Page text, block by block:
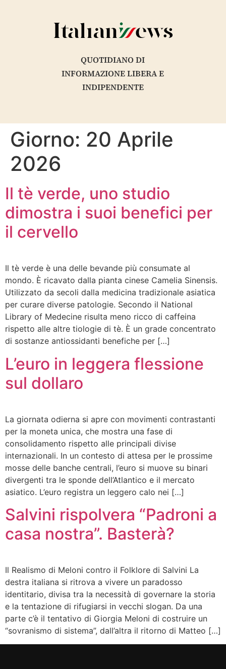
QUOTIDIANO DI
INFORMAZIONE LIBERA E
INDIPENDENTE
Giorno: 20 Aprile
2026
Il tè verde, uno studio
dimostra i suoi benefici per
il cervello
Il tè verde è una delle bevande più consumate al
mondo. È ricavato dalla pianta cinese Camelia Sinensis.
Utilizzato da secoli dalla medicina tradizionale asiatica
per curare diverse patologie. Secondo il National
Library of Medecine risulta meno ricco di caffeina
rispetto alle altre tiologie di tè. È un grade concentrato
di sostanze antiossidanti benefiche per […]
L’euro in leggera flessione
sul dollaro
La giornata odierna si apre con movimenti contrastanti
per la moneta unica, che mostra una fase di
consolidamento rispetto alle principali divise
internazionali. In un contesto di attesa per le prossime
mosse delle banche centrali, l’euro si muove su binari
divergenti tra le sponde dell’Atlantico e il mercato
asiatico. L’euro registra un leggero calo nei […]
Salvini rispolvera “Padroni a
casa nostra”. Basterà?
Il Realismo di Meloni contro il Folklore di Salvini La
destra italiana si ritrova a vivere un paradosso
identitario, divisa tra la necessità di governare la storia
e la tentazione di rifugiarsi in vecchi slogan. Da una
parte c’è il tentativo di Giorgia Meloni di costruire un
“sovranismo di sistema”, dall’altra il ritorno di Matteo […]